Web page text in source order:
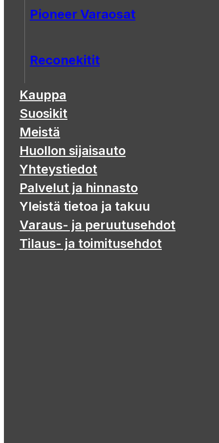
Pioneer Varaosat
Reconekitit
Kauppa
Suosikit
Meistä
Huollon sijaisauto
Yhteystiedot
Palvelut ja hinnasto
Yleistä tietoa ja takuu
Varaus- ja peruutusehdot
Tilaus- ja toimitusehdot